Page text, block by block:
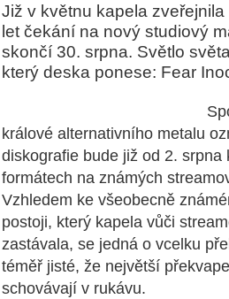
Již v květnu kapela
let čekání na nový studiový
skončí 30. srpna. Světlo
který deska ponese: Fear
králové alternativního metalu
diskografie bude již od 2. srpna
formátech na známých
Vzhledem ke všeobecně
postoji, který kapela vůči
zastávala, se jedná o vcelku
téměř jisté, že největší
schovávají v rukávu.